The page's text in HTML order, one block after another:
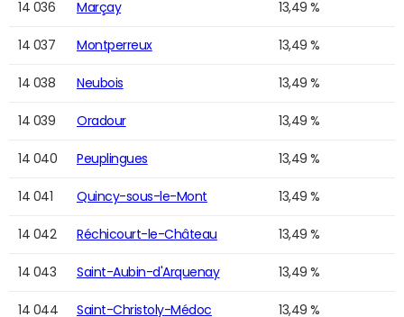
14 036 Marçay 13,49 %
14 037 Montperreux 13,49 %
14 038 Neubois 13,49 %
14 039 Oradour 13,49 %
14 040 Peuplingues 13,49 %
14 041 Quincy-sous-le-Mont 13,49 %
14 042 Réchicourt-le-Château 13,49 %
14 043 Saint-Aubin-d'Arquenay 13,49 %
14 044 Saint-Christoly-Médoc 13,49 %